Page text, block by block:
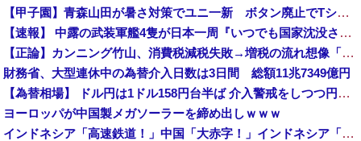
【甲子園】青森山田が暑さ対策でユニ一新 ボタン廃止でTシャツ素材wwwwwwwwwwwwwwwwww他
【速報】 中露の武装軍艦4隻が日本一周『いつでも国家沈没させられるぞ』
【正論】カンニング竹山、消費税減税失敗→増税の流れ想像「次誰が総理やりたいと思います？」
財務省、大型連休中の為替介入日数は3日間 総額11兆7349億円
【為替相場】 ドル円は1ドル158円台半ば 介入警戒をしつつ円売りが続行
ヨーロッパが中国製メガソーラーを締め出しｗｗｗ
インドネシア「高速鉄道！」中国「大赤字！」インドネシア「運営会社の株式購入！（負債対策」中国「はい（巨額負債」インドネシア「700km延伸計画！（実質中止」→